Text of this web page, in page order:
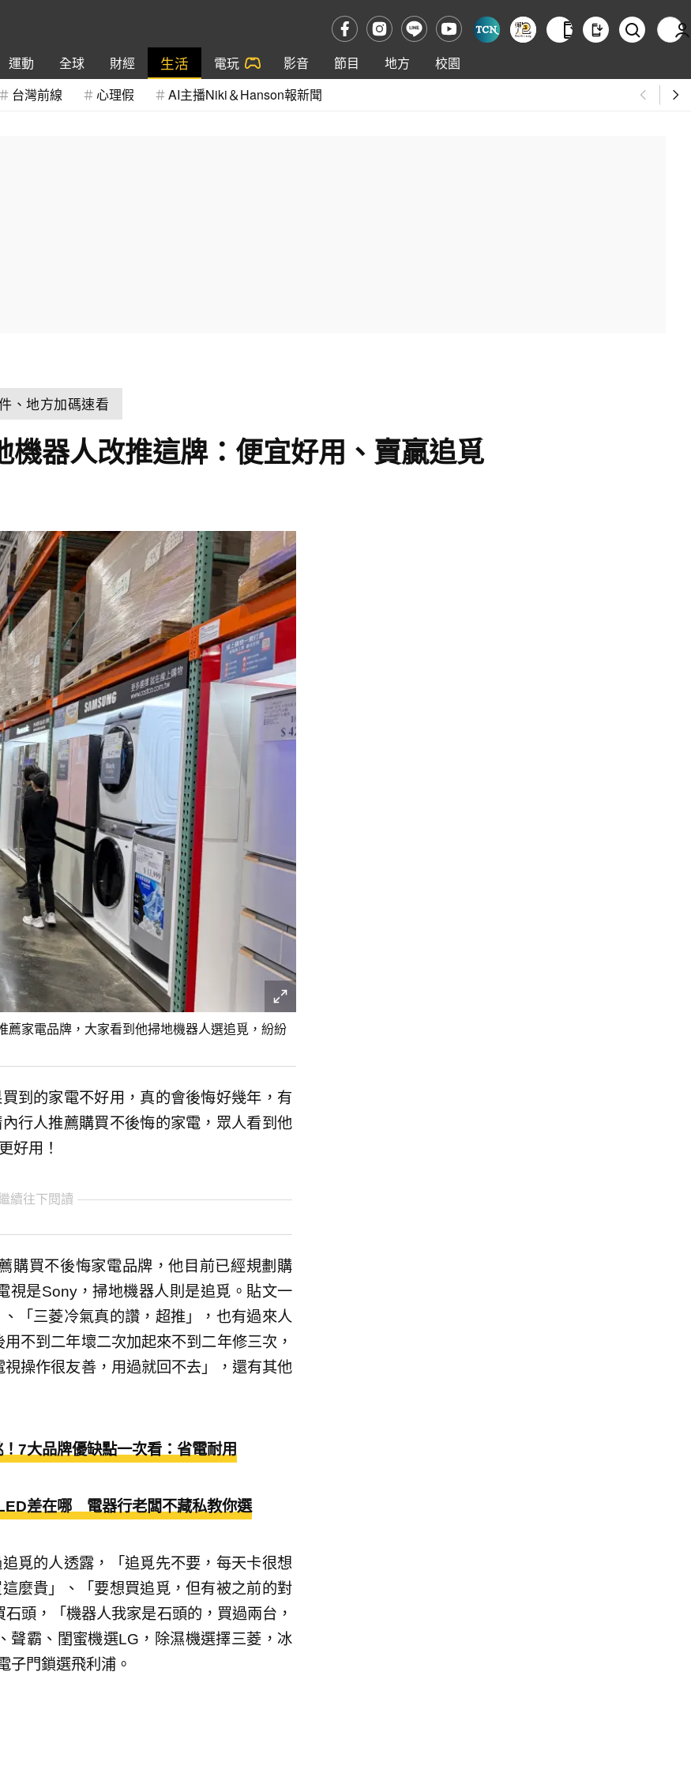
運動 全球 財經 生活 電玩 影音 節目 地方
校園
台灣前線 心理假 AI主播Niki＆Hanson報新聞
、地方加碼速看
器人改推這牌：便宜好用、賣贏追覓
家電品牌，大家看到他掃地機器人選追覓，紛紛
到的家電不好用，真的會後悔好幾年，有
行人推薦購買不後悔的家電，眾人看到他
好用！
續往下閱讀
購買不後悔家電品牌，他目前已經規劃購
視是Sony，掃地機器人則是追覓。貼文一
「三菱冷氣真的讚，超推」，也有過來人
不到二年壞二次加起來不到二年修三次，
操作很友善，用過就回不去」，還有其他
7大品牌優缺點一次看：省電耐用
差在哪 電器行老闆不藏私教你選
覓的人透露，「追覓先不要，每天卡很想
麼貴」、「要想買追覓，但有被之前的對
頭，「機器人我家是石頭的，買過兩台，
聲霸、閨蜜機選LG，除濕機選擇三菱，冰
子門鎖選飛利浦。